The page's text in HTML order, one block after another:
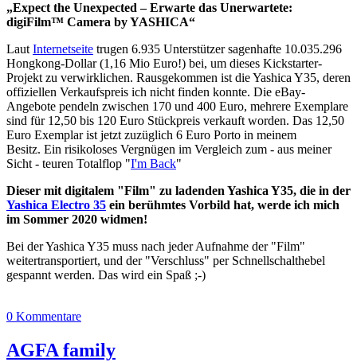
„Expect the Unexpected – Erwarte das Unerwartete:
digiFilm™ Camera by YASHICA“
Laut Internetseite trugen 6.935 Unterstützer sagenhafte 10.035.296
Hongkong-Dollar (1,16 Mio Euro!) bei, um dieses Kickstarter-
Projekt zu verwirklichen. Rausgekommen ist die Yashica Y35, deren
offiziellen Verkaufspreis ich nicht finden konnte. Die eBay-
Angebote pendeln zwischen 170 und 400 Euro, mehrere Exemplare
sind für 12,50 bis 120 Euro Stückpreis verkauft worden. Das 12,50
Euro Exemplar ist jetzt zuzüglich 6 Euro Porto in meinem
Besitz. Ein risikoloses Vergnügen im Vergleich zum - aus meiner
Sicht - teuren Totalflop "I'm Back"
Dieser mit digitalem "Film" zu ladenden Yashica Y35, die in der
Yashica Electro 35 ein berühmtes Vorbild hat, werde ich mich
im Sommer 2020 widmen!
Bei der Yashica Y35 muss nach jeder Aufnahme der "Film"
weitertransportiert, und der "Verschluss" per Schnellschalthebel
gespannt werden. Das wird ein Spaß ;-)
0 Kommentare
AGFA family